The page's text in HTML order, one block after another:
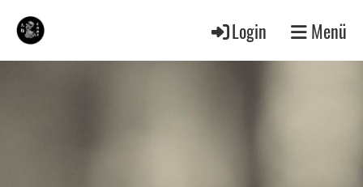
Login Menü